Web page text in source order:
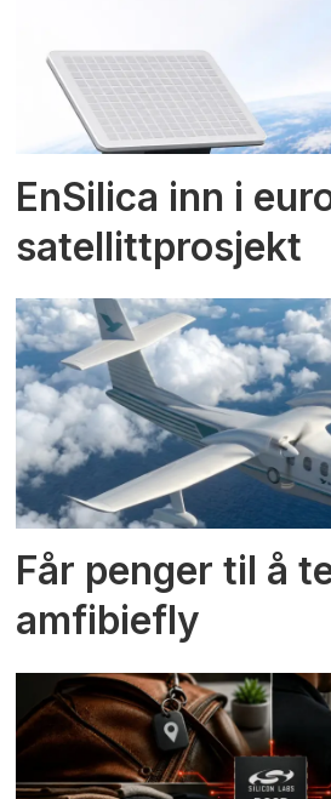
EnSilica inn i
satellittprosjekt
Får penger til å
amfibiefly